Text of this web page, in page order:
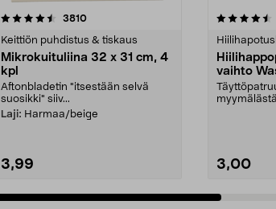
3810arvostelut
Keittiön puhdistus & tiskaus
Mikrokuituliina 32 x 31 cm, 4
kpl
Aftonbladetin "itsestään selvä
suosikki" siiv...
Laji: Harmaa/beige
3,99
4.5viidestä
vaihto
3,00